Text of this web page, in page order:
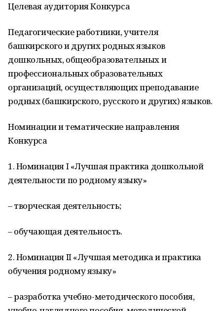
Целевая аудитория Конкурса
Педагогические работники, учителя
башкирского и других родных языков
дошкольных, общеобразовательных и
профессиональных образовательных
организаций, осуществляющих преподавание
родных (башкирского, русского и других) языков.
Номинации и тематические направления
Конкурса
1. Номинация I «Лучшая практика дошкольной
деятельности по родному языку»
– творческая деятельность;
– обучающая деятельность.
2. Номинация II «Лучшая методика и практика
обучения родному языку»
– разработка учебно-методического пособия,